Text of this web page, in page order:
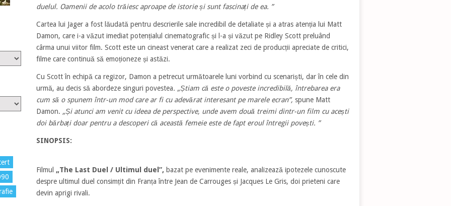
duelul. Oamenii de acolo trăiesc aproape de istorie și sunt fascinați de ea. ”
Cartea lui Jager a fost lăudată pentru descrierile sale incredibil de detaliate și a atras atenția lui Matt
Damon, care i-a văzut imediat potențialul cinematografic și l-a și văzut pe Ridley Scott preluând
cârma unui viitor film. Scott este un cineast venerat care a realizat zeci de producții apreciate de critici,
filme care continuă să emoționeze și astăzi.
Cu Scott în echipă ca regizor, Damon a petrecut următoarele luni vorbind cu scenariști, dar în cele din
urmă, au decis să abordeze singuri povestea. „Știam că este o poveste incredibilă, întrebarea era
cum să o spunem într-un mod care ar fi cu adevărat interesant pe marele ecran”, spune Matt
Damon. „Și atunci am venit cu ideea de perspective, unde avem două treimi dintr-un film cu acești
doi bărbați doar pentru a descoperi că această femeie este de fapt eroul întregii povești. ”
SINOPSIS:
Filmul „The Last Duel / Ultimul duel”, bazat pe evenimente reale, analizează ipotezele cunoscute
despre ultimul duel consimțit din Franța între Jean de Carrouges și Jacques Le Gris, doi prieteni care
devin aprigi rivali.